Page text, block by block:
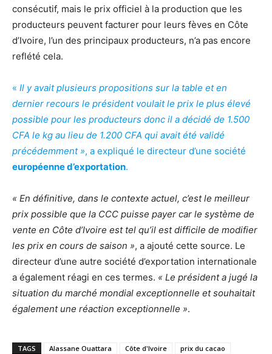
consécutif, mais le prix officiel à la production que les
producteurs peuvent facturer pour leurs fèves en Côte
d’Ivoire, l’un des principaux producteurs, n’a pas encore
reflété cela.
« Il y avait plusieurs propositions sur la table et en
dernier recours le président voulait le prix le plus élevé
possible pour les producteurs donc il a décidé de 1.500
CFA le kg au lieu de 1.200 CFA qui avait été validé
précédemment », a expliqué le directeur d’une société
européenne d’exportation.
« En définitive, dans le contexte actuel, c’est le meilleur
prix possible que la CCC puisse payer car le système de
vente en Côte d’Ivoire est tel qu’il est difficile de modifier
les prix en cours de saison », a ajouté cette source. Le
directeur d’une autre société d’exportation internationale
a également réagi en ces termes. « Le président a jugé la
situation du marché mondial exceptionnelle et souhaitait
également une réaction exceptionnelle ».
TAGS Alassane Ouattara Côte d'Ivoire prix du cacao